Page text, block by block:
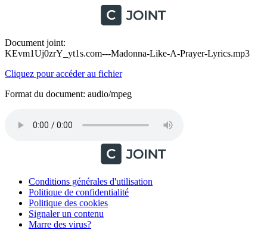
Document joint:
KEvm1Uj0zrY_yt1s.com---Madonna-Like-A-Prayer-Lyrics.mp3
Cliquez pour accéder au fichier
Format du document: audio/mpeg
Conditions générales d'utilisation
Politique de confidentialité
Politique des cookies
Signaler un contenu
Marre des virus?